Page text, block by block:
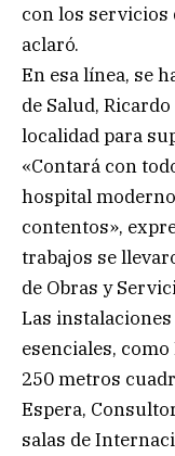
con los servicios
aclaró.
En esa línea, se
de Salud,
localidad para
«Contará con
hospital
contentos»,
trabajos se
de Obras y
Las
esenciales,
250 metros
Espera,
salas de